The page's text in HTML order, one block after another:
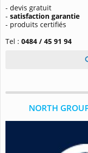
- devis gratuit
- satisfaction garantie
- produits certifiés
Tel : 0484 / 45 91 94
NORTH